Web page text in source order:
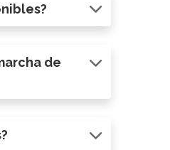
de